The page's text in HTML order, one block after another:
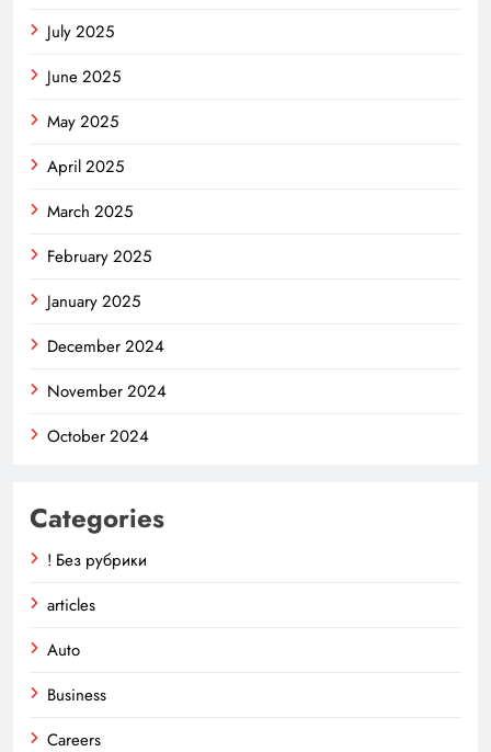
July 2025
June 2025
May 2025
April 2025
March 2025
February 2025
January 2025
December 2024
November 2024
October 2024
Categories
! Без рубрики
articles
Auto
Business
Careers